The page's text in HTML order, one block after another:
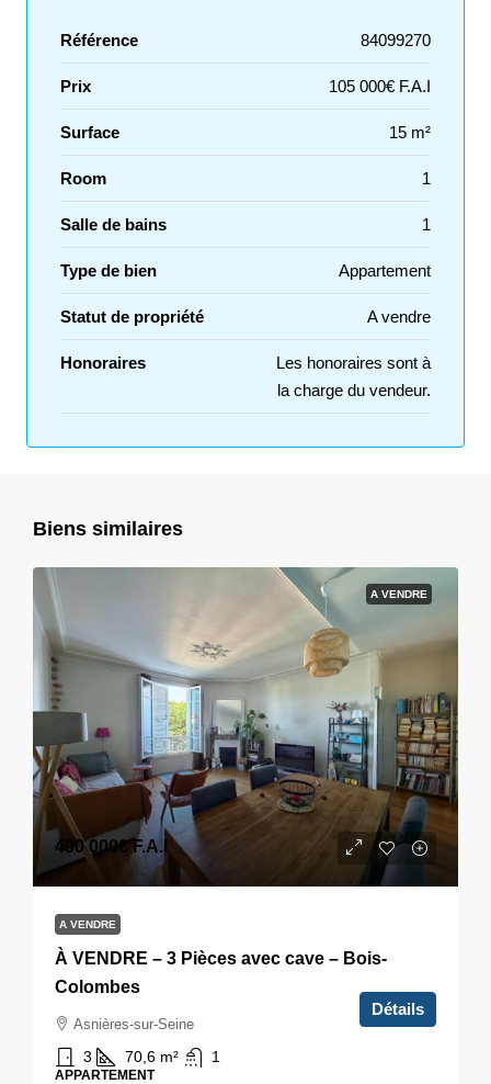
Référence 84099270
Prix 105 000€ F.A.I
Surface 15 m²
Room 1
Salle de bains 1
Type de bien Appartement
Statut de propriété A vendre
Honoraires
Les honoraires sont à
la charge du vendeur.
Biens similaires
A VENDRE
490 000€ F.A.I
A VENDRE
À VENDRE – 3 Pièces avec cave – Bois-
Colombes
Asnières-sur-Seine
3 70,6 m² 1
APPARTEMENT
Détails